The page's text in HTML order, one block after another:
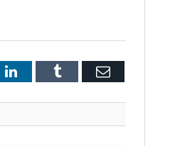
LinkedInTumblr Email